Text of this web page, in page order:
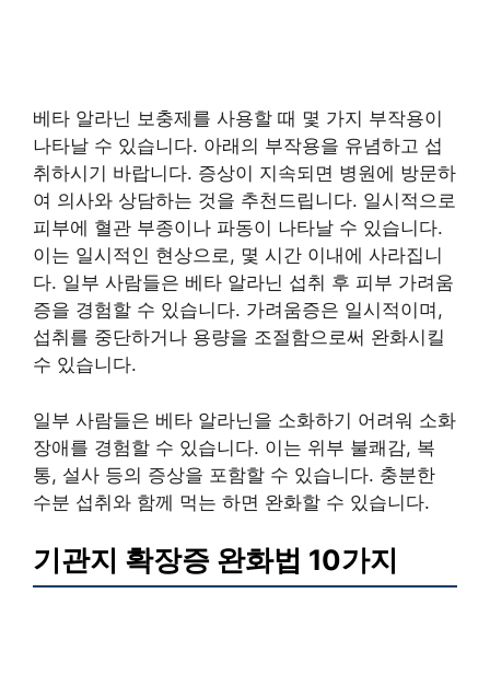
베타 알라닌 보충제를 사용할 때 몇 가지 부작용이
나타날 수 있습니다. 아래의 부작용을 유념하고 섭
취하시기 바랍니다. 증상이 지속되면 병원에 방문하
여 의사와 상담하는 것을 추천드립니다. 일시적으로
피부에 혈관 부종이나 파동이 나타날 수 있습니다.
이는 일시적인 현상으로, 몇 시간 이내에 사라집니
다. 일부 사람들은 베타 알라닌 섭취 후 피부 가려움
증을 경험할 수 있습니다. 가려움증은 일시적이며,
섭취를 중단하거나 용량을 조절함으로써 완화시킬
수 있습니다.
일부 사람들은 베타 알라닌을 소화하기 어려워 소화
장애를 경험할 수 있습니다. 이는 위부 불쾌감, 복
통, 설사 등의 증상을 포함할 수 있습니다. 충분한
수분 섭취와 함께 먹는 하면 완화할 수 있습니다.
기관지 확장증 완화법 10가지